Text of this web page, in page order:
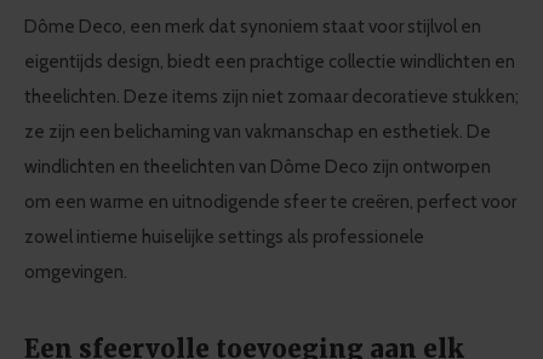
Dôme Deco, een merk dat synoniem staat voor stijlvol en
eigentijds design, biedt een prachtige collectie windlichten en
theelichten. Deze items zijn niet zomaar decoratieve stukken;
ze zijn een belichaming van vakmanschap en esthetiek. De
windlichten en theelichten van Dôme Deco zijn ontworpen
om een warme en uitnodigende sfeer te creëren, perfect voor
zowel intieme huiselijke settings als professionele
omgevingen.
Een sfeervolle toevoeging aan elk